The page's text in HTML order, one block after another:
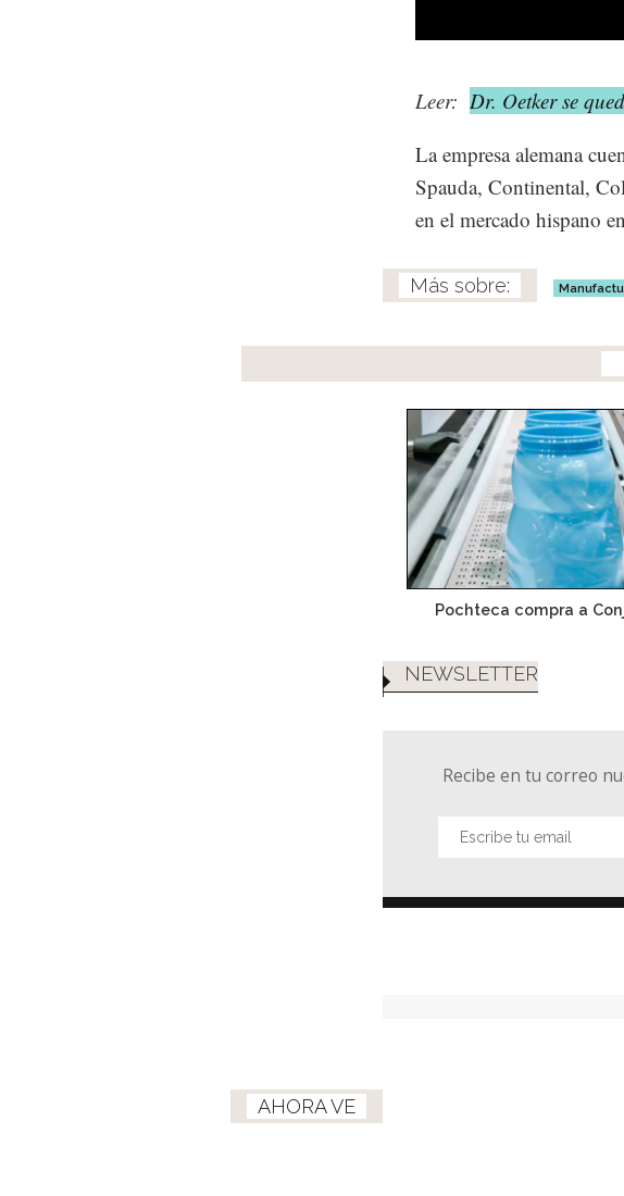
Leer: Dr. Oetker se
La empresa alemana
Spauda, Continental,
en el mercado hispano
Pochteca compra a
NEWSLETTER
Recibe en tu correo
AHORA VE